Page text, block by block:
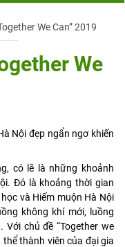
We Can” 2019
We
Nội đẹp ngẩn ngơ khiến
có lẽ là những khoảnh
Đó là khoảng thời gian
và Hiếm muộn Hà Nội
không khí mới, luồng
chủ đề “Together we
thể thành viên của đại gia